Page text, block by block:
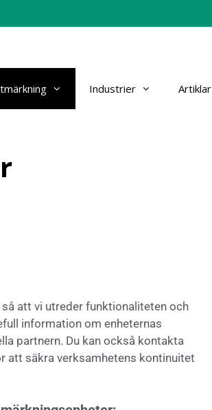
Industrier Artiklar
att vi utreder funktionaliteten och
information om enheternas
partnern. Du kan också kontakta
att säkra verksamhetens kontinuitet